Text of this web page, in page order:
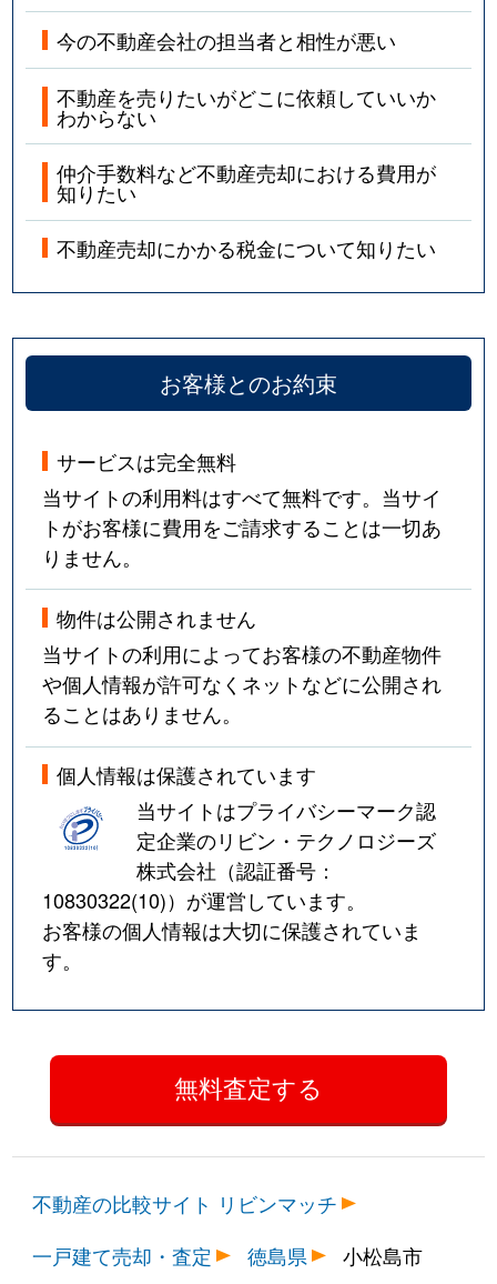
今の不動産会社の担当者と相性が悪い
不動産を売りたいがどこに依頼していいか
わからない
仲介手数料など不動産売却における費用が
知りたい
不動産売却にかかる税金について知りたい
お客様とのお約束
サービスは完全無料
当サイトの利用料はすべて無料です。当サイ
トがお客様に費用をご請求することは一切あ
りません。
物件は公開されません
当サイトの利用によってお客様の不動産物件
や個人情報が許可なくネットなどに公開され
ることはありません。
個人情報は保護されています
当サイトはプライバシーマーク認
定企業のリビン・テクノロジーズ
株式会社（認証番号：
10830322(10)）が運営しています。
お客様の個人情報は大切に保護されていま
す。
不動産の比較サイト リビンマッチ
一戸建て売却・査定
徳島県 小松島市